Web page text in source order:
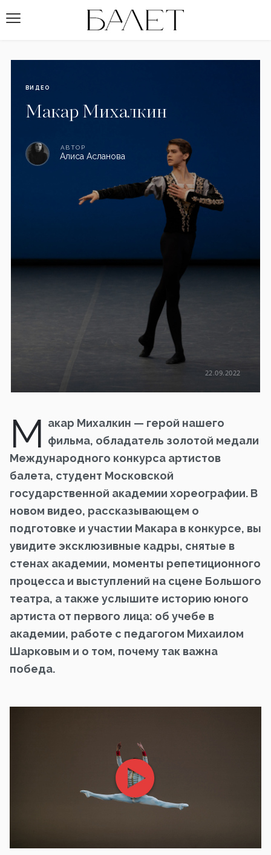
ВИДЕО
Макар Михалкин
АВТОР
Алиса Асланова
22.09.2022
М акар Михалкин — герой нашего
фильма, обладатель золотой медали
Международного конкурса артистов
балета, студент Московской
государственной академии хореографии. В
новом видео, рассказывающем о
подготовке и участии Макара в конкурсе, вы
увидите эксклюзивные кадры, снятые в
стенах академии, моменты репетиционного
процесса и выступлений на сцене Большого
театра, а также услышите историю юного
артиста от первого лица: об учебе в
академии, работе с педагогом Михаилом
Шарковым и о том, почему так важна
победа.